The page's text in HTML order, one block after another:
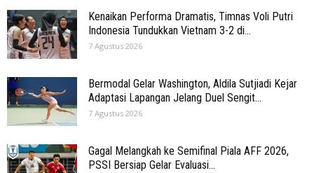
Kenaikan Performa Dramatis, Timnas Voli Putri
Indonesia Tundukkan Vietnam 3-2 di...
7 Agustus 2026
Bermodal Gelar Washington, Aldila Sutjiadi Kejar
Adaptasi Lapangan Jelang Duel Sengit...
7 Agustus 2026
Gagal Melangkah ke Semifinal Piala AFF 2026,
PSSI Bersiap Gelar Evaluasi...